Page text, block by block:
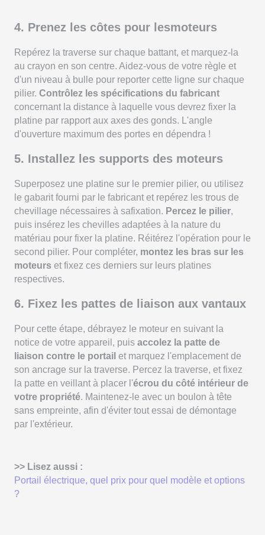
4. Prenez les côtes pour lesmoteurs
Repérez la traverse sur chaque battant, et marquez-la
au crayon en son centre. Aidez-vous de votre règle et
d'un niveau à bulle pour reporter cette ligne sur chaque
pilier. Contrôlez les spécifications du fabricant
concernant la distance à laquelle vous devrez fixer la
platine par rapport aux axes des gonds. L'angle
d'ouverture maximum des portes en dépendra !
5. Installez les supports des moteurs
Superposez une platine sur le premier pilier, ou utilisez
le gabarit fourni par le fabricant et repérez les trous de
chevillage nécessaires à safixation. Percez le pilier,
puis insérez les chevilles adaptées à la nature du
matériau pour fixer la platine. Réitérez l'opération pour le
second pilier. Pour compléter, montez les bras sur les
moteurs et fixez ces derniers sur leurs platines
respectives.
6. Fixez les pattes de liaison aux vantaux
Pour cette étape, débrayez le moteur en suivant la
notice de votre appareil, puis accolez la patte de
liaison contre le portail et marquez l'emplacement de
son ancrage sur la traverse. Percez la traverse, et fixez
la patte en veillant à placer l'écrou du côté intérieur de
votre propriété. Maintenez-le avec un boulon à tête
sans empreinte, afin d'éviter tout essai de démontage
par l'extérieur.
>> Lisez aussi :
Portail électrique, quel prix pour quel modèle et options
?